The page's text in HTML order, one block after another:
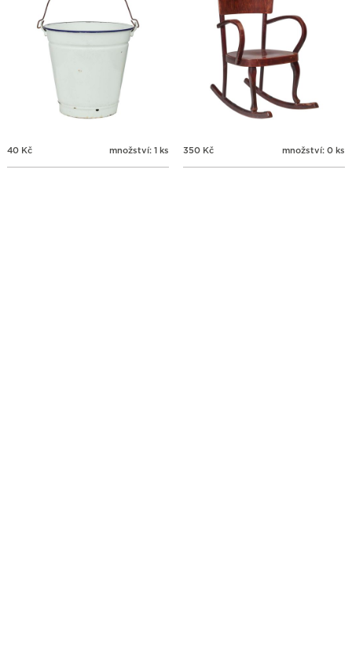
40 Kč množství: 1 ks 350 Kč množství: 0 ks